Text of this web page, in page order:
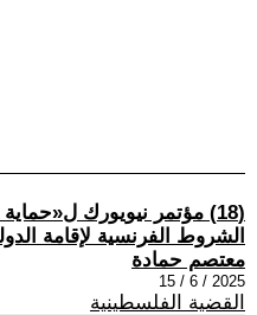
(18) مؤتمر نيويورك
الشروط الفرنسية لإقامة
معتصم حمادة
2025 / 6 / 15
القضية الفلسطينية